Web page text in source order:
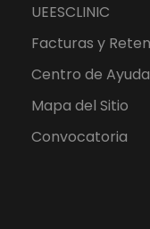
UEESCLINIC
Facturas y
Centro de Ayuda
Mapa del Sitio
Convocatoria